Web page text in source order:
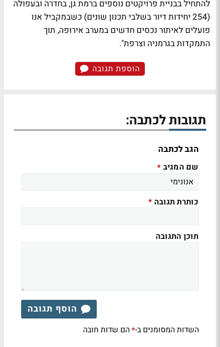
להתחיל בבניית פרויקטים נוספים ברמת גן, בחדרה ובעפולה
(254 יחידות דיור בשלבי תכנון שונים) כשבמקביל אנו
פועלים לאיתור נכסים חדשים במערב אירופה, תוך
התמקדות בגרמניה וצרפת".
הוספת תגובה
תגובות לכתבה:
הגב לכתבה
שם המגיב *
כותרת תגובה *
תוכן התגובה
הוסף תגובה
השדות המסומנים ב-*הם שדות חובה